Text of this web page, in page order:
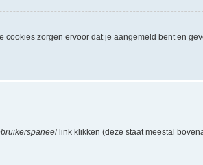
zorgen ervoor dat je aangemeld bent en
link klikken (deze staat meestal